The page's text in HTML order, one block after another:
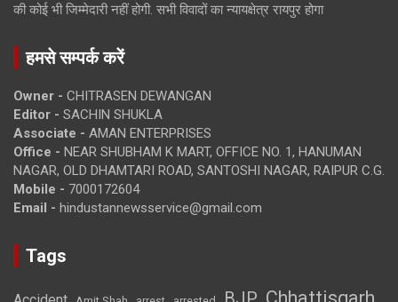
की कोई भी जिम्मेदारी नहीं होगी. सभी विवादों का न्यायक्षेत्र रायपुर होगा
हमसे सम्पर्क करें
Owner - CHITRASEN DEWANGAN
Editor - SACHIN SHUKLA
Associate - AMAN ENTERPRISES
Office - NEAR SHUBHAM K MART, OFFICE NO. 1, HANUMAN
NAGAR, OLD DHAMTARI ROAD, SANTOSHI NAGAR, RAIPUR C.G.
Mobile - 7000172604
Email - hindustannewsservice@gmail.com
Tags